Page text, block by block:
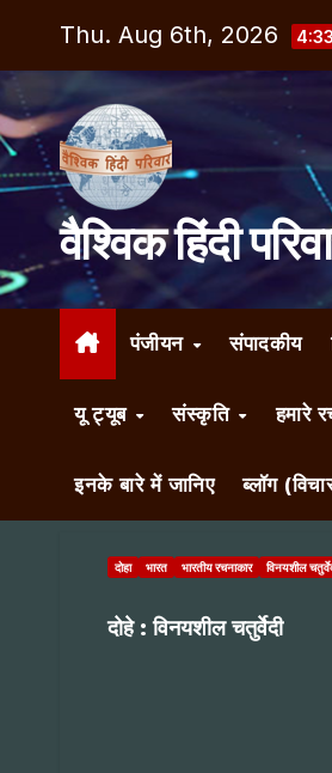
content
Thu. Aug 6th, 2026
वैश्विक हिंदी
पंजीयन संपादकीय
यू ट्यूब संस्कृति हमारे
इनके बारे में जानिए ब्लॉग
दोहा भारत भारतीय रचनाकार विनयशील
दोहे : विनयशील चतुर्वेदी